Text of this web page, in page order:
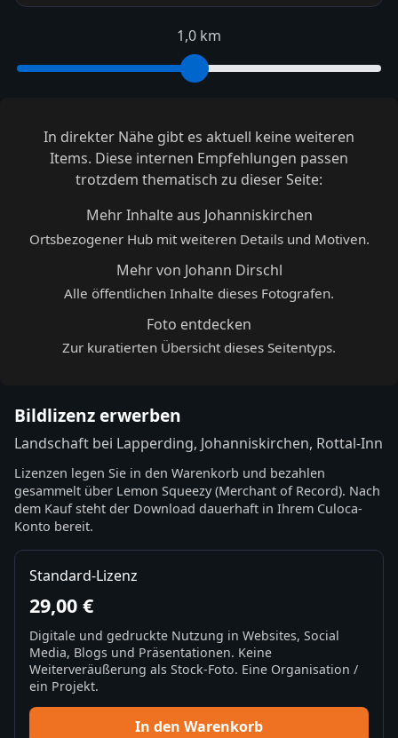
1,0 km
In direkter Nähe gibt es aktuell keine weiteren
Items. Diese internen Empfehlungen passen
trotzdem thematisch zu dieser Seite:
Mehr Inhalte aus Johanniskirchen
Ortsbezogener Hub mit weiteren Details und Motiven.
Mehr von Johann Dirschl
Alle öffentlichen Inhalte dieses Fotografen.
Foto entdecken
Zur kuratierten Übersicht dieses Seitentyps.
Bildlizenz erwerben
Landschaft bei Lapperding, Johanniskirchen, Rottal-Inn
Lizenzen legen Sie in den Warenkorb und bezahlen
gesammelt über Lemon Squeezy (Merchant of Record). Nach
dem Kauf steht der Download dauerhaft in Ihrem Culoca-
Konto bereit.
Standard-Lizenz
29,00 €
Digitale und gedruckte Nutzung in Websites, Social
Media, Blogs und Präsentationen. Keine
Weiterveräußerung als Stock-Foto. Eine Organisation /
ein Projekt.
In den Warenkorb